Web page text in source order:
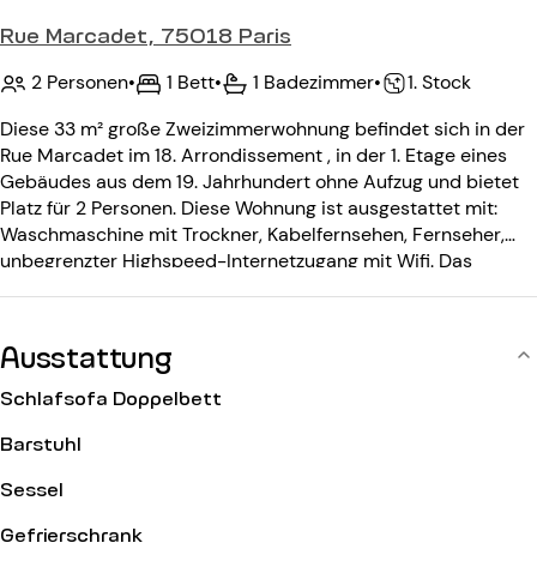
Rue Marcadet, 75018 Paris
2 Personen• 1 Bett• 1 Badezimmer•
1. Stock
Diese 33 m² große Zweizimmerwohnung befindet sich in der
Rue Marcadet im 18. Arrondissement , in der 1. Etage eines
Gebäudes aus dem 19. Jahrhundert ohne Aufzug und bietet
Platz für 2 Personen. Diese Wohnung ist ausgestattet mit:
Waschmaschine mit Trockner, Kabelfernsehen, Fernseher,
unbegrenzter Highspeed-Internetzugang mit Wifi. Das
Ausstattung
Schlafsofa Doppelbett
Barstuhl
Sessel
Gefrierschrank